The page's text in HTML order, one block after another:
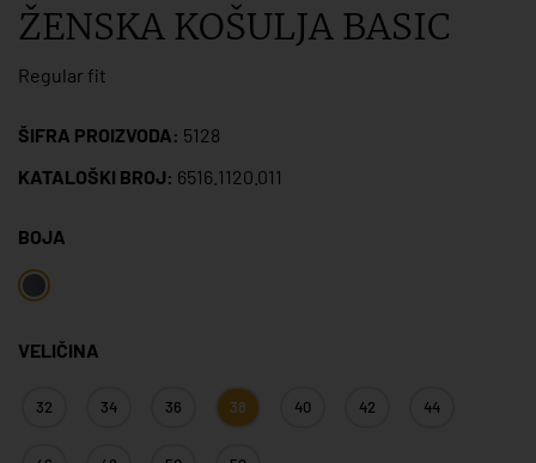
ŽENSKA KOŠULJA BASIC
Regular fit
ŠIFRA PROIZVODA: 5128
KATALOŠKI BROJ: 6516.1120.011
BOJA
VELIČINA
32 34 36 38 40 42 44